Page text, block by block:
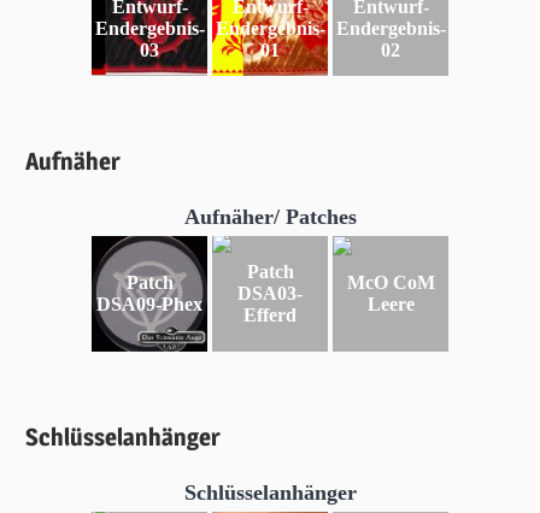
Entwurf-
Endergebnis-
03
Entwurf-
Endergebnis-
01
Entwurf-
Endergebnis-
02
Aufnäher
Aufnäher/ Patches
Patch
DSA09-Phex
Patch
DSA03-
Efferd
McO CoM
Leere
Schlüsselanhänger
Schlüsselanhänger